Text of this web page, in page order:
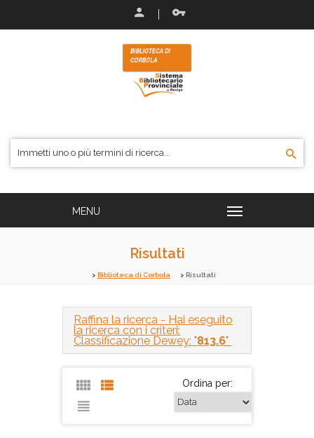
Risultati
Biblioteca di Corbola Risultati
Raffina la ricerca - Hai eseguito
la ricerca con i criteri:
Classificazione Dewey: "813.6"
Ordina per: